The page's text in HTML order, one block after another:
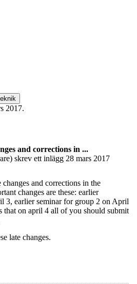
2017.
and corrections in ...
skrev ett inlägg 28 mars 2017
changes and corrections in the
changes are these: earlier
3, earlier seminar for group 2 on April
that on april 4 all of you should submit
late changes.